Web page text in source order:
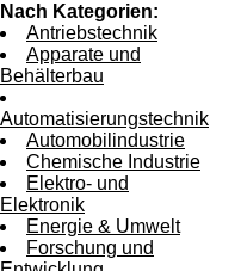
Nach Kategorien:
Antriebstechnik
Apparate und
Behälterbau
Automatisierungstechnik
Automobilindustrie
Chemische Industrie
Elektro- und
Elektronik
Energie & Umwelt
Forschung und